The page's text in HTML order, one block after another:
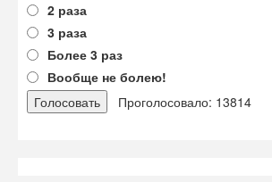
2 раза
3 раза
Более 3 раз
Вообще не болею!
Проголосовало: 13814